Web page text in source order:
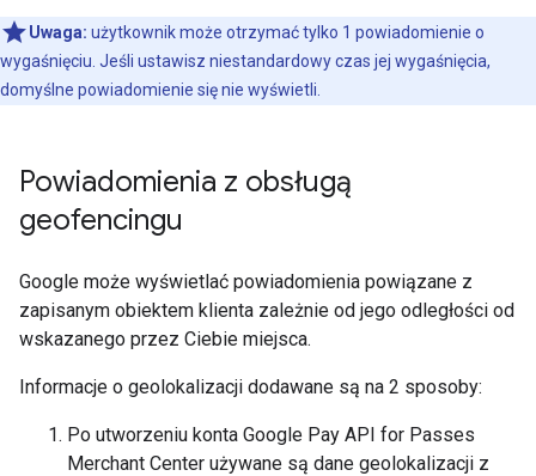
Uwaga: użytkownik może otrzymać tylko 1 powiadomienie o
wygaśnięciu. Jeśli ustawisz niestandardowy czas jej wygaśnięcia,
domyślne powiadomienie się nie wyświetli.
Powiadomienia z obsługą
geofencingu
Google może wyświetlać powiadomienia powiązane z
zapisanym obiektem klienta zależnie od jego odległości od
wskazanego przez Ciebie miejsca.
Informacje o geolokalizacji dodawane są na 2 sposoby:
Po utworzeniu konta Google Pay API for Passes
Merchant Center używane są dane geolokalizacji z